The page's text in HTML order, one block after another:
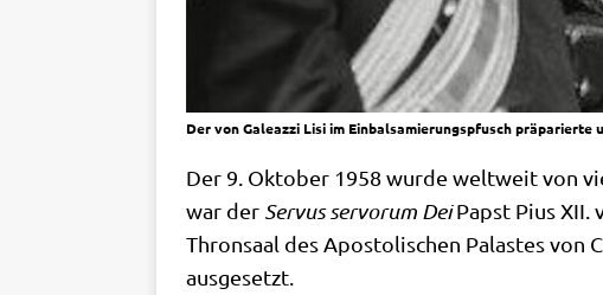
Der von Galeazzi Lisi im Einbalsamierungspfusch
Der 9. Okto­ber 1958 wur­de welt­weit von
war der Ser­vus ser­vor­um DeiPapst Pius XII.
Thron­saal des Apo­sto­li­schen Pala­stes von
ausgesetzt.